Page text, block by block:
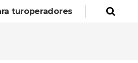
turoperadores